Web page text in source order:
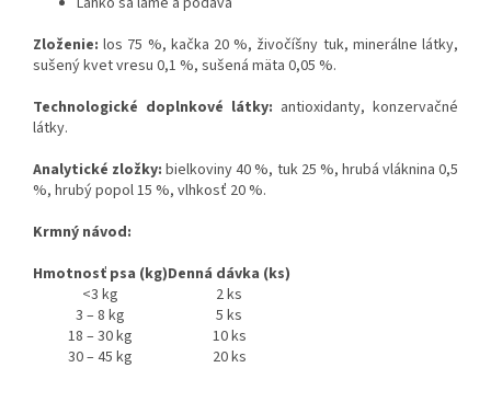
Zloženie: los 75 %, kačka 20 %, živočíšny tuk, minerálne látky,
sušený kvet vresu 0,1 %, sušená mäta 0,05 %.
Technologické doplnkové látky: antioxidanty, konzervačné
látky.
Analytické zložky: bielkoviny 40 %, tuk 25 %, hrubá vláknina 0,5
%, hrubý popol 15 %, vlhkosť 20 %.
Krmný návod:
Hmotnosť psa (kg)Denná dávka (ks)
<3 kg
2 ks
3 – 8 kg
5 ks
18 – 30 kg
10 ks
30 – 45 kg
20 ks